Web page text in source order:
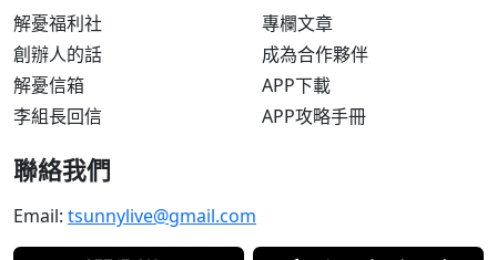
解憂福利社
創辦人的話
解憂信箱
李組長回信
專欄文章
成為合作夥伴
APP下載
APP攻略手冊
聯絡我們
Email: tsunnylive@gmail.com